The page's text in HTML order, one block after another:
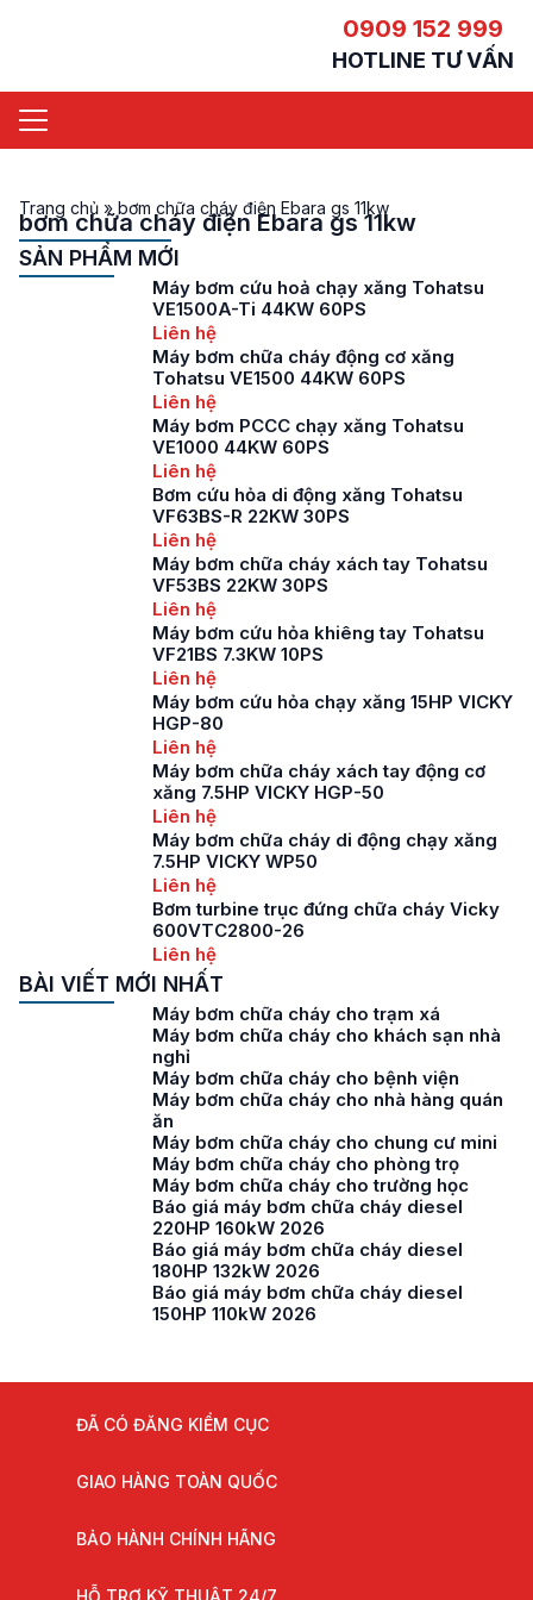
0909 152 999
HOTLINE TƯ VẤN
Trang chủ » bơm chữa cháy điện Ebara gs 11kw
bơm chữa cháy điện Ebara gs 11kw
SẢN PHẨM MỚI
Máy bơm cứu hoả chạy xăng Tohatsu
VE1500A-Ti 44KW 60PS
Liên hệ
Máy bơm chữa cháy động cơ xăng
Tohatsu VE1500 44KW 60PS
Liên hệ
Máy bơm PCCC chạy xăng Tohatsu
VE1000 44KW 60PS
Liên hệ
Bơm cứu hỏa di động xăng Tohatsu
VF63BS-R 22KW 30PS
Liên hệ
Máy bơm chữa cháy xách tay Tohatsu
VF53BS 22KW 30PS
Liên hệ
Máy bơm cứu hỏa khiêng tay Tohatsu
VF21BS 7.3KW 10PS
Liên hệ
Máy bơm cứu hỏa chạy xăng 15HP VICKY
HGP-80
Liên hệ
Máy bơm chữa cháy xách tay động cơ
xăng 7.5HP VICKY HGP-50
Liên hệ
Máy bơm chữa cháy di động chạy xăng
7.5HP VICKY WP50
Liên hệ
Bơm turbine trục đứng chữa cháy Vicky
600VTC2800-26
Liên hệ
BÀI VIẾT MỚI NHẤT
Máy bơm chữa cháy cho trạm xá
Máy bơm chữa cháy cho khách sạn nhà
nghỉ
Máy bơm chữa cháy cho bệnh viện
Máy bơm chữa cháy cho nhà hàng quán
ăn
Máy bơm chữa cháy cho chung cư mini
Máy bơm chữa cháy cho phòng trọ
Máy bơm chữa cháy cho trường học
Báo giá máy bơm chữa cháy diesel
220HP 160kW 2026
Báo giá máy bơm chữa cháy diesel
180HP 132kW 2026
Báo giá máy bơm chữa cháy diesel
150HP 110kW 2026
ĐÃ CÓ ĐĂNG KIỂM CỤC
GIAO HÀNG TOÀN QUỐC
BẢO HÀNH CHÍNH HÃNG
HỖ TRỢ KỸ THUẬT 24/7